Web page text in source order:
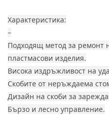
Характеристика:
–
Подходящ метод за ремонт
пластмасови изделия.
Висока издръжливост на
Скобите от неръждаема
Дизайн на скоби за
Бързо и лесно управление.